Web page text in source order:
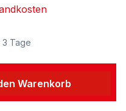
3 Tage
Warenkorb